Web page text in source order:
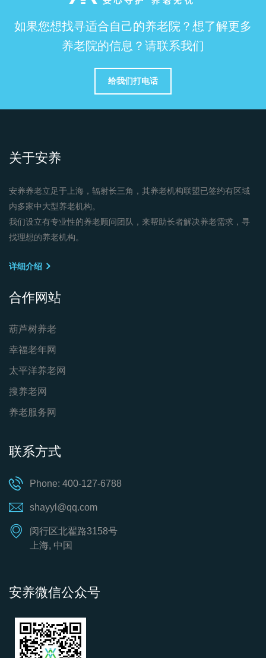
如果您想找寻适合自己的养老院？想了解更多
养老院的信息？请联系我们
给我们打电话
关于安养
安养养老立足于上海，辐射长三角，其养老机构联盟已签约有区域
内多家中大型养老机构。
我们设立有专业性的养老顾问团队，来帮助长者解决养老需求，寻
找理想的养老机构。
详细介绍
合作网站
葫芦树养老
幸福老年网
太平洋养老网
搜养老网
养老服务网
联系方式
Phone: 400-127-6788
shayyl@qq.com
闵行区北翟路3158号
上海, 中国
安养微信公众号